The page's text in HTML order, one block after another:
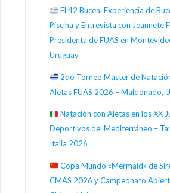
El 42 Bucea, Experiencia de
Piscina y Entrevista con Jeannete
Presidenta de FUAS en
Uruguay
2do Torneo Master de
Aletas FUAS 2026 – Maldonado,
Natación con Aletas en los XX
Deportivos del Mediterráneo –
Italia 2026
Copa Mundo «Mermaid» de
CMAS 2026 y Campeonato